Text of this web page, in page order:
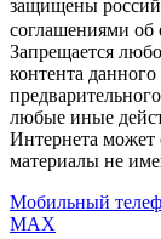
защищены
соглашениями об
Запрещается
контента
любые иные
Интернета может
материалы не
Мобильный
MAX